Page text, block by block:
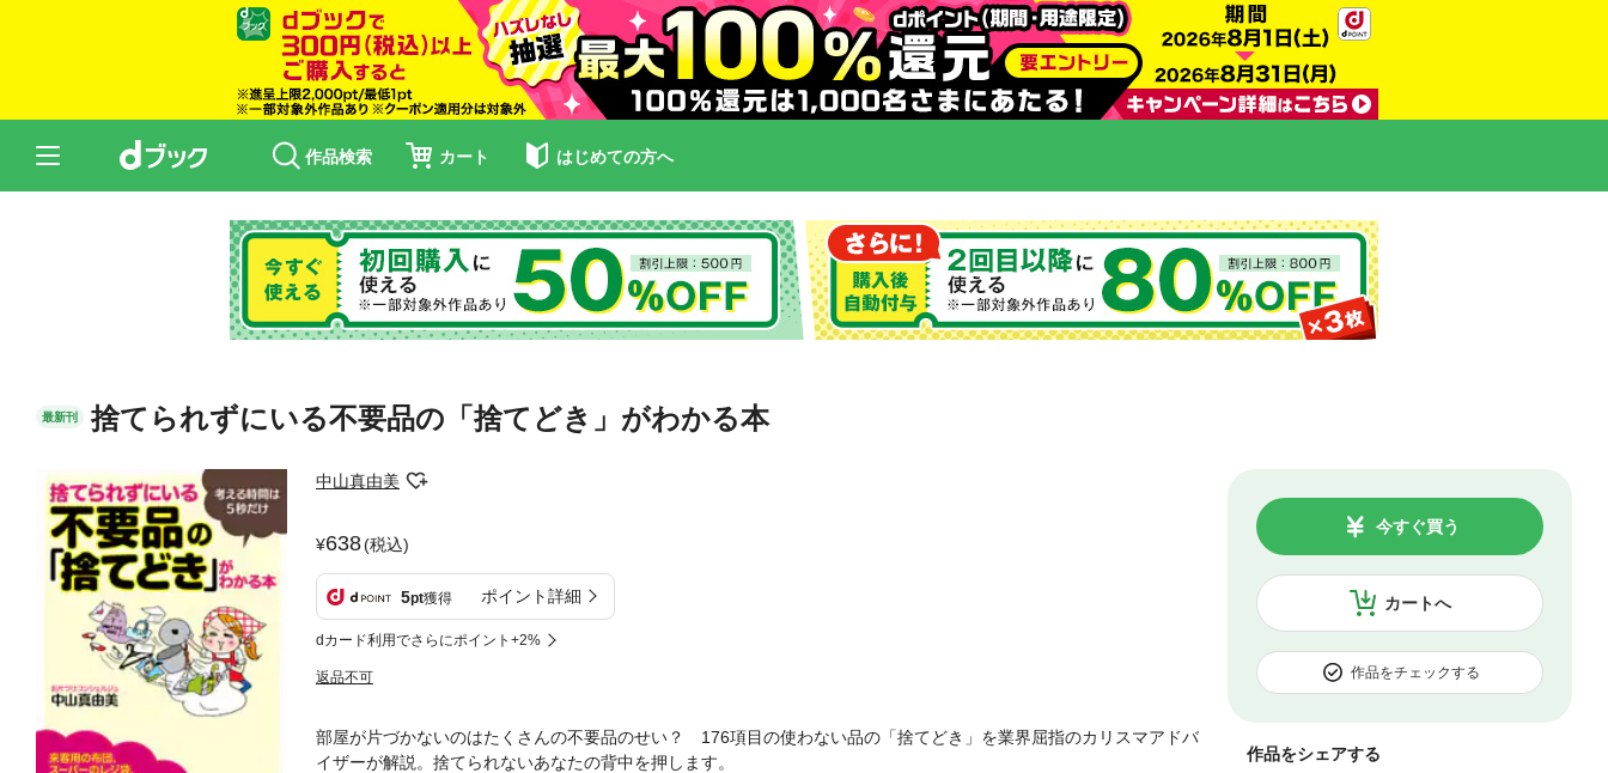
作品検索 カート はじめての方へ
最新刊 捨てられずにいる不要品の「捨てどき」がわかる本
中山真由美
638(税込)
5pt獲得 ポイント詳細
dカード利用でさらにポイント+2%
返品不可
カートへ
今すぐ買う
作品をチェックする
作品をシェアする
部屋が片づかないのはたくさんの不要品のせい？ 176項目の使わない品の「捨てどき」を業界屈指のカリスマアドバ
イザーが解説。捨てられないあなたの背中を押します。